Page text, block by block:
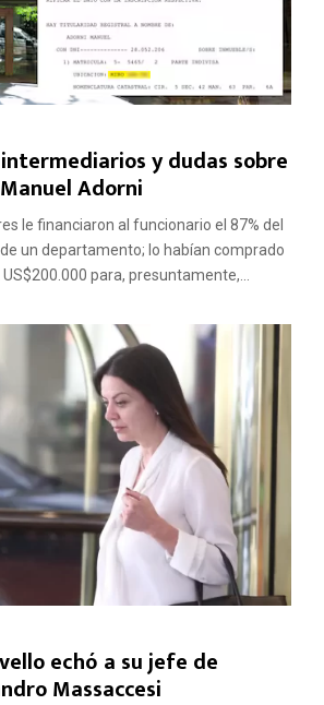
y dudas sobre
Adorni
le financiaron al funcionario el 87% del
un departamento; lo habían comprado
para, presuntamente,...
echó a su jefe de
Massaccesi